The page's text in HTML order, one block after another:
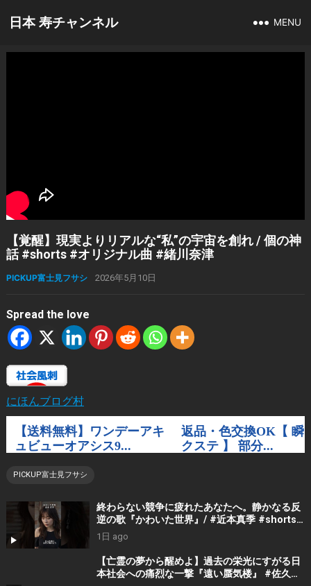
日本 寿チャンネル MENU
【覚醒】現実よりリアルな“私”の宇宙を創れ / 個の神
話 #shorts #オリジナル曲 #緒川奈津
PICKUP富士見フサシ 2026年5月10日
Spread the love
にほんブログ村
PICKUP富士見フサシ
終わらない競争に疲れたあなたへ。静かなる反
逆の歌『かわいた世界』/ #近本真季 #shorts
#music
1日 ago
【亡霊の夢から醒めよ】過去の栄光にすがる日
本社会への痛烈な一撃『遠い蜃気楼』 #佐久間